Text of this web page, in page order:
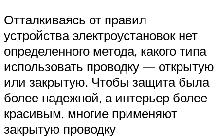
Отталкиваясь от правил
устройства электроустановок нет
определенного метода, какого типа
использовать проводку — открытую
или закрытую. Чтобы защита была
более надежной, а интерьер более
красивым, многие применяют
закрытую проводку